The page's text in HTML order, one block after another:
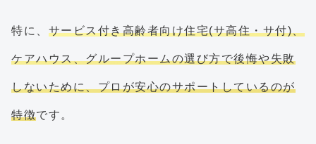
特に、 サービス付き高齢者向け住宅(サ高住・サ付)、
ケアハウス、グループホームの選び方で後悔や失敗
しないために、プロが安心のサポートしているのが
特徴です。